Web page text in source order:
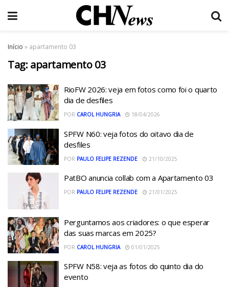
Início » apartamento 03
Tag: apartamento 03
RioFW 2026: veja em fotos como foi o quarto
dia de desfiles
POR CAROL HUNGRIA 18/04/2026
SPFW N60: veja fotos do oitavo dia de
desfiles
POR PAULO FELIPE REZENDE 21/10/2025
PatBO anuncia collab com a Apartamento 03
POR PAULO FELIPE REZENDE 21/01/2025
Perguntamos aos criadores: o que esperar
das suas marcas em 2025?
POR CAROL HUNGRIA 01/01/2025
SPFW N58: veja as fotos do quinto dia do
evento